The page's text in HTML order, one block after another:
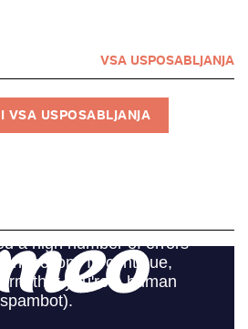
VSA USPOSABLJANJA
VSA USPOSABLJANJA